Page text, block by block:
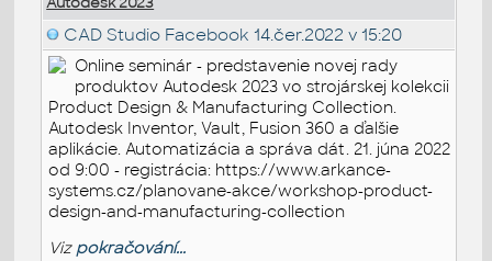
CAD Studio Facebook 14.čer.2022 v 15:20
Online seminár - predstavenie novej rady
produktov Autodesk 2023 vo strojárskej kolekcii
Product Design & Manufacturing Collection.
Autodesk Inventor, Vault, Fusion 360 a ďalšie
aplikácie. Automatizácia a správa dát. 21. júna 2022
od 9:00 - registrácia: https://www.arkance-
systems.cz/planovane-akce/workshop-product-
design-and-manufacturing-collection
Viz pokračování...